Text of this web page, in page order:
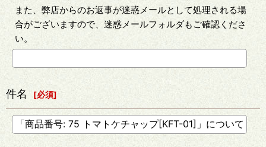
また、弊店からのお返事が迷惑メールとして処理される場
合がございますので、迷惑メールフォルダもご確認くださ
い。
件名 [必須]